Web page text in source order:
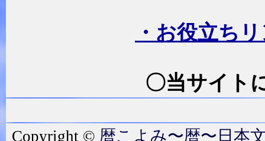
・お役立ち
〇当サイト
Copyright © 暦こよみ〜暦〜日本